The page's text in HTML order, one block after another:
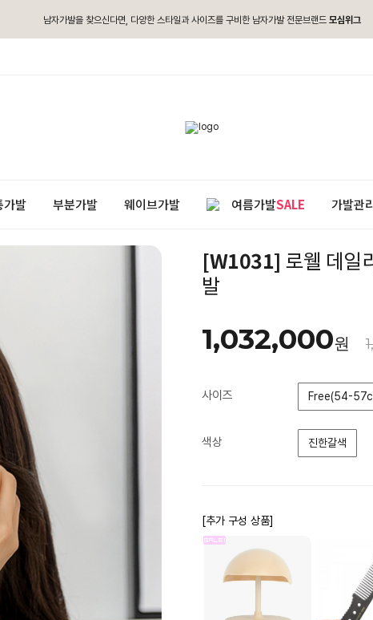
남자가발을 찾으신다면, 다양한 스타일과 사이즈를 구비한 남자가발 전문브랜드 모심위그
가발 부분가발 웨이브가발 여름가발SALE 가발관
[W1031] 로웰 데일
발
1,032,000원
사이즈 Free(54-
색상 진한갈색
[추가 구성 상품]